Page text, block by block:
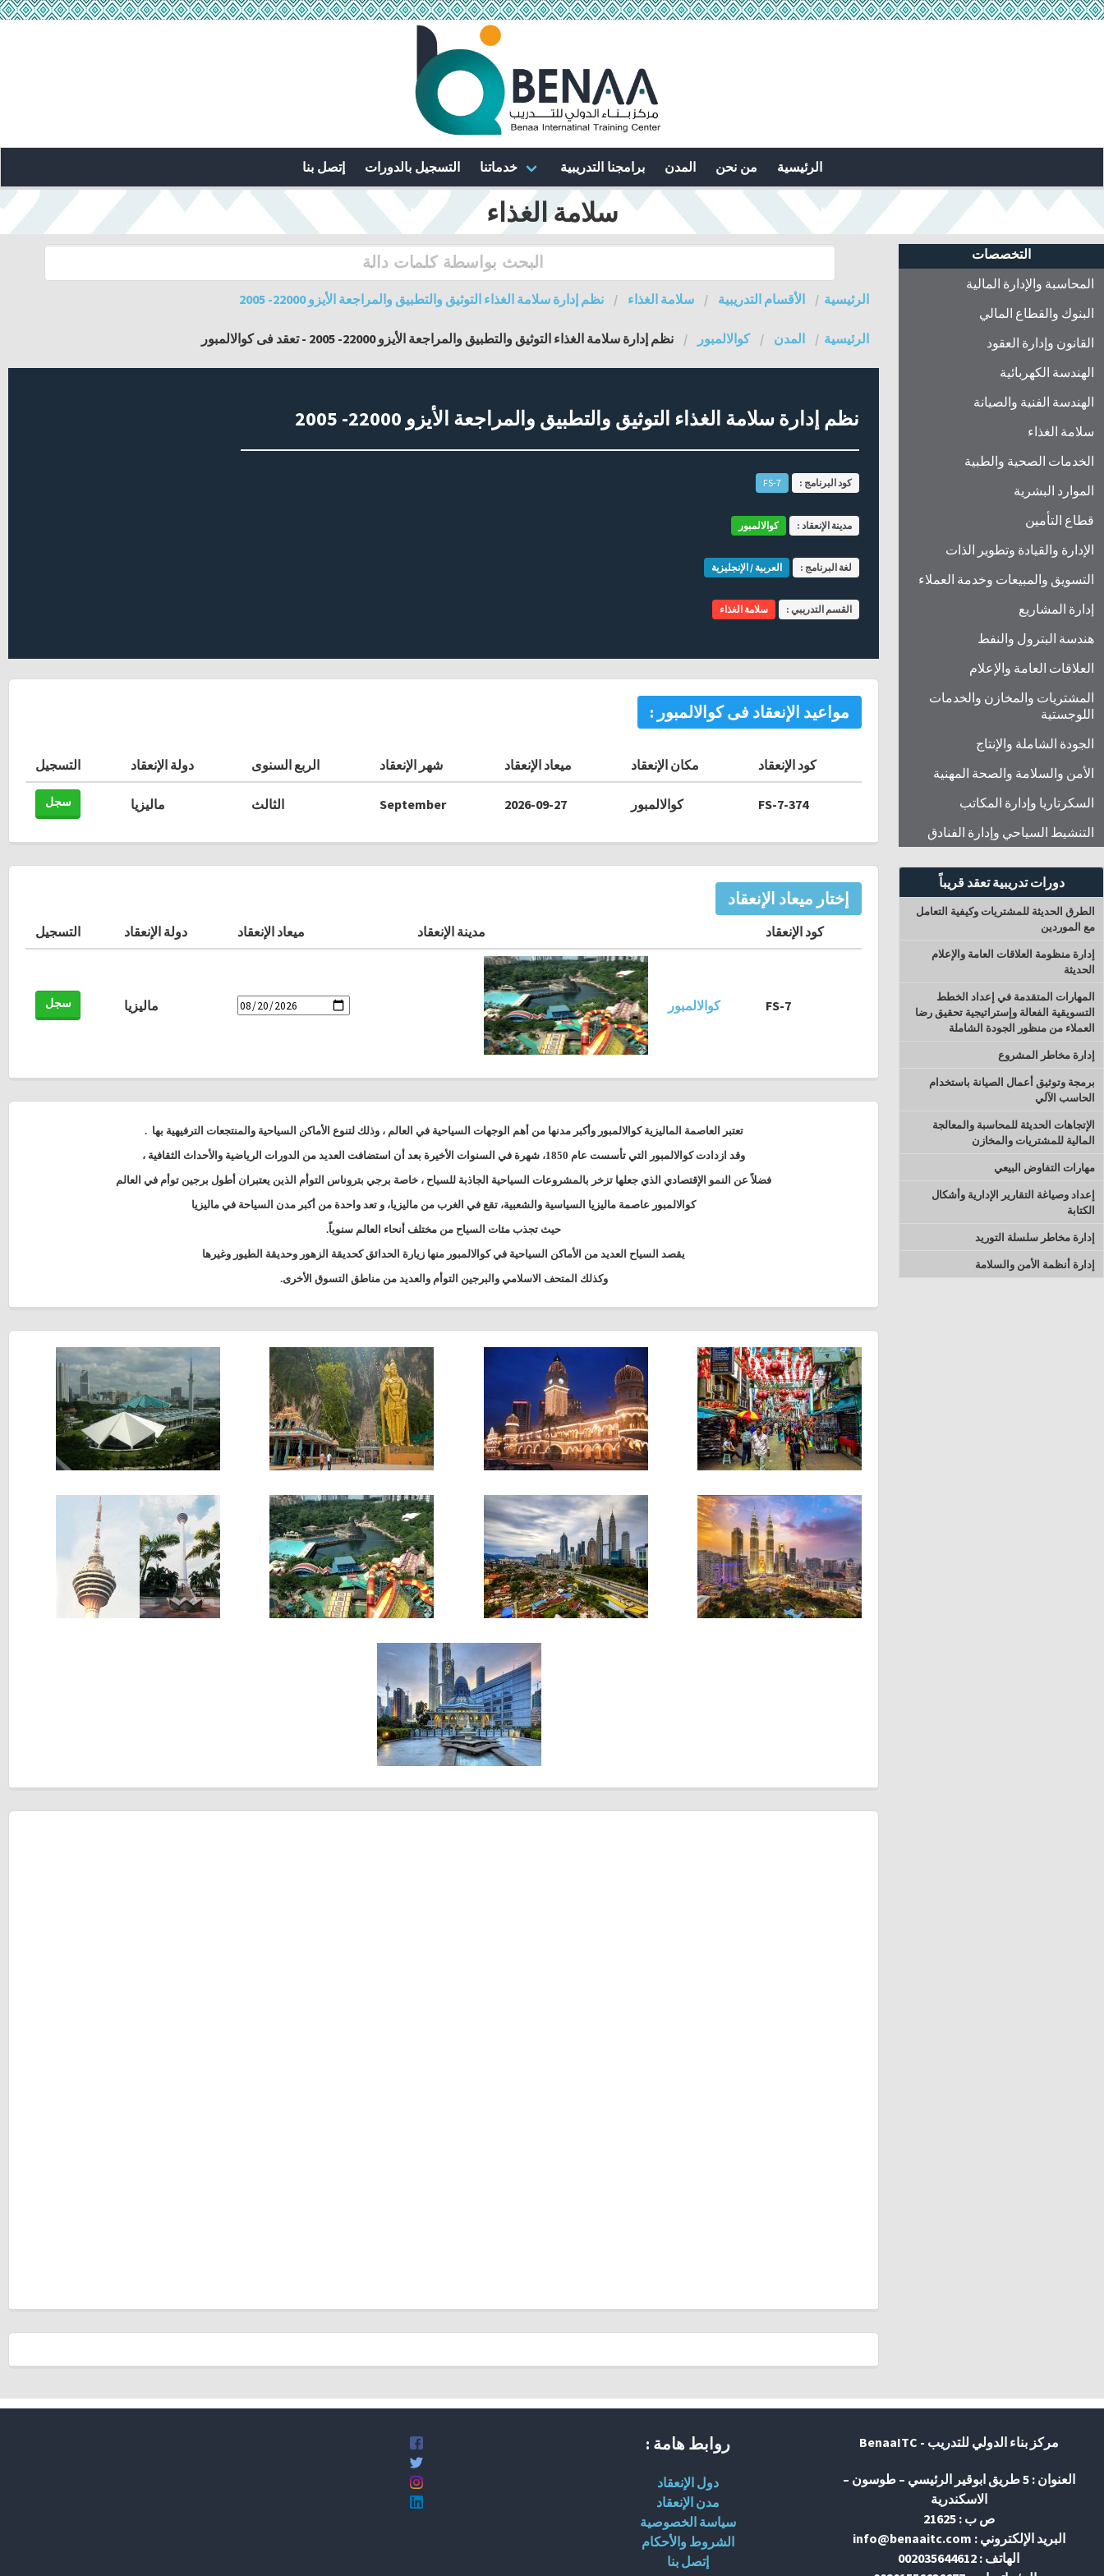
الرئيسية من نحن المدن برامجنا التدريبية خدماتنا التسجيل بالدورات إتصل بنا
سلامة الغذاء
التخصصات
المحاسبة والإدارة المالية
البنوك والقطاع المالي
القانون وإدارة العقود
الهندسة الكهربائية
الهندسة الفنية والصيانة
سلامة الغذاء
الخدمات الصحية والطبية
الموارد البشرية
قطاع التأمين
الإدارة والقيادة وتطوير الذات
التسويق والمبيعات وخدمة العملاء
إدارة المشاريع
هندسة البترول والنفط
العلاقات العامة والإعلام
المشتريات والمخازن والخدمات
اللوجستية
الجودة الشاملة والإنتاج
الأمن والسلامة والصحة المهنية
السكرتاريا وإدارة المكاتب
التنشيط السياحي وإدارة الفنادق
دورات تدريبية تعقد قريباً
الطرق الحديثة للمشتريات وكيفية التعامل
مع الموردين
إدارة منظومة العلاقات العامة والإعلام
الحديثة
المهارات المتقدمة في إعداد الخطط
التسويقية الفعالة وإستراتيجية تحقيق رضا
العملاء من منظور الجودة الشاملة
إدارة مخاطر المشروع
برمجة وتوثيق أعمال الصيانة باستخدام
الحاسب الآلي
الإتجاهات الحديثة للمحاسبة والمعالجة
المالية للمشتريات والمخازن
مهارات التفاوض البيعي
إعداد وصياغة التقارير الإدارية وأشكال
الكتابة
إدارة مخاطر سلسلة التوريد
إدارة أنظمة الأمن والسلامة
الرئيسية الأقسام التدريبية سلامة الغذاء نظم إدارة سلامة الغذاء التوثيق والتطبيق والمراجعة الأيزو 22000- 2005
الرئيسية المدن كوالالمبور نظم إدارة سلامة الغذاء التوثيق والتطبيق والمراجعة الأيزو 22000- 2005 - تعقد فى كوالالمبور
نظم إدارة سلامة الغذاء التوثيق والتطبيق والمراجعة الأيزو 22000- 2005
كود البرنامج : FS-7
مدينة الإنعقاد : كوالالمبور
لغة البرنامج : العربية / الإنجليزية
القسم التدريبي : سلامة الغذاء
مواعيد الإنعقاد فى كوالالمبور :
كود الإنعقاد مكان الإنعقاد ميعاد الإنعقاد شهر الإنعقاد الربع السنوى دولة الإنعقاد التسجيل
FS-7-374 كوالالمبور 2026-09-27
September الثالث ماليزيا سجل
إختار ميعاد الإنعقاد
كود الإنعقاد مدينة الإنعقاد ميعاد الإنعقاد دولة الإنعقاد التسجيل
FS-7 كوالالمبور ماليزيا سجل
تعتبر العاصمة الماليزية كوالالمبور وأكبر مدنها من أهم الوجهات السياحية في العالم ، وذلك لتنوع الأماكن السياحية والمنتجعات الترفيهية بها .
وقد ازدادت كوالالمبور التي تأسست عام 1850، شهرة في السنوات الأخيرة بعد أن استضافت العديد من الدورات الرياضية والأحداث الثقافية ،
فضلاً عن النمو الإقتصادي الذي جعلها تزخر بالمشروعات السياحية الجاذبة للسياح ، خاصة برجي بتروناس التوأم الذين يعتبران أطول برجين توأم في العالم
كوالالمبور عاصمة ماليزيا السياسية والشعبية، تقع في الغرب من ماليزيا، و تعد واحدة من أكبر مدن السياحة في ماليزيا
حيث تجذب مئات السياح من مختلف أنحاء العالم سنوياً.
يقصد السياح العديد من الأماكن السياحية في كوالالمبور منها زيارة الحدائق كحديقة الزهور وحديقة الطيور وغيرها
وكذلك المتحف الاسلامي والبرجين التوأم والعديد من مناطق التسوق الأخرى.
مركز بناء الدولي للتدريب - BenaaITC
العنوان : 5 طريق ابوقير الرئيسي – طوسون –
الاسكندرية
ص ب : 21625
البريد الإلكتروني : info@benaaitc.com
الهاتف : 002035644612
روابط هامة :
دول الإنعقاد
مدن الإنعقاد
سياسة الخصوصية
الشروط والأحكام
إتصل بنا